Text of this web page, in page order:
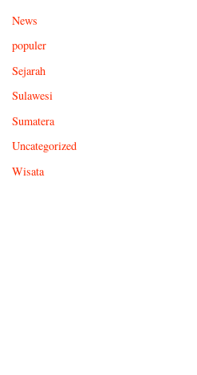
News
populer
Sejarah
Sulawesi
Sumatera
Uncategorized
Wisata